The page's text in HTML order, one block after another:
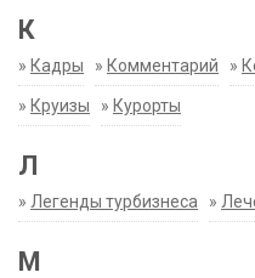
К
» Кадры » Комментарий »
» Круизы » Курорты
Л
» Легенды турбизнеса »
М